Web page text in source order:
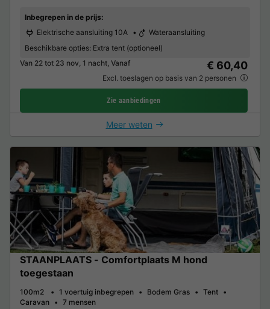
Inbegrepen in de prijs:
Elektrische aansluiting 10A
Wateraansluiting
Beschikbare opties: Extra tent (optioneel)
Van 22 tot 23 nov, 1 nacht, Vanaf
€ 60,40
Excl. toeslagen op basis van 2 personen
Zie aanbiedingen
Meer weten
STAANPLAATS - Comfortplaats M hond
toegestaan
100m2 1 voertuig inbegrepen Bodem Gras
Tent
Caravan
7 mensen